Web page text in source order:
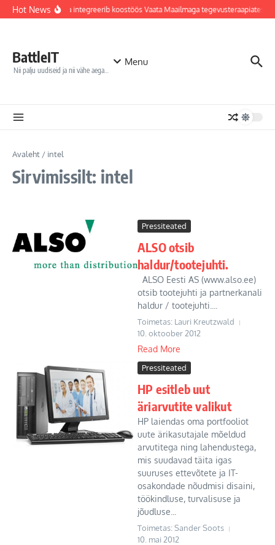
Sisu juurde
Hot NewsJõhvi haigla integreerib koostöös Vaata Maailmaga tegevusteraapiatesse
BattleIT
Nii palju uudiseid ja nii vähe aega…
Menu
Avaleht / intel
Sirvimissilt: intel
Pressiteated
ALSO otsib
haldur/tootejuhti.
ALSO Eesti AS (www.also.ee)
otsib tootejuhti ja partnerkanali
haldur / tootejuhti....
Toimetas: Lauri Kreutzwald
10. oktoober 2012
Read More
Pressiteated
HP esitleb uut
äriarvutite valikut
HP laiendas oma portfooliot
uute ärikasutajale mõeldud
arvutitega ning lahendustega,
mis suudavad täita igas
suuruses ettevõtete ja IT-
osakondade nõudmisi disaini,
töökindluse, turvalisuse ja
jõudluse...
Toimetas: Sander Soots
10. mai 2012